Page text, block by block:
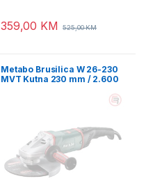
359,00 KM 525,00KM
Metabo Brusilica W 26-230
MVT Kutna 230 mm / 2.600